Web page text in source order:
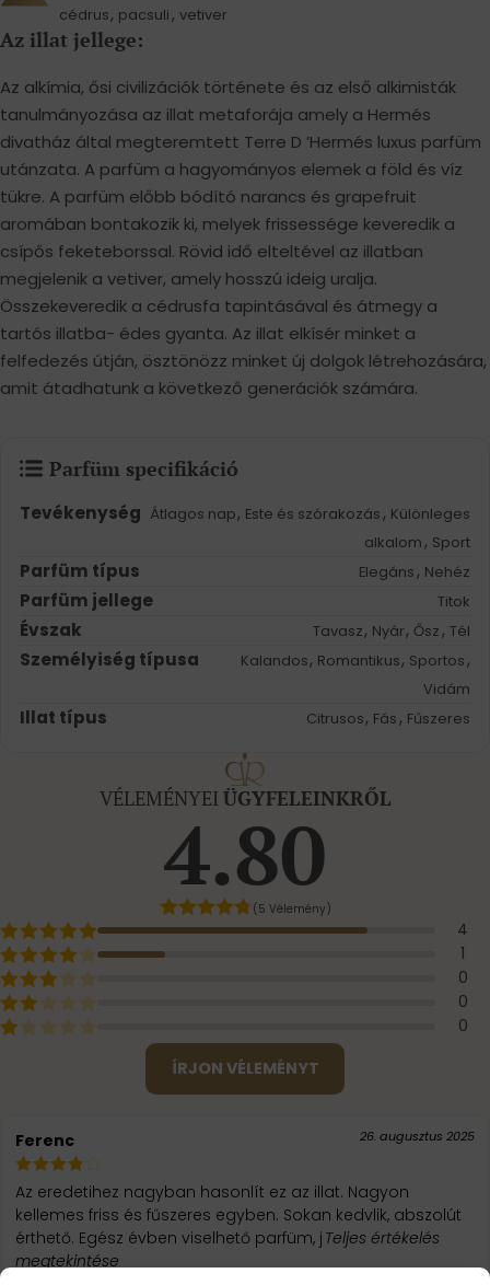
cédrus, pacsuli, vetiver
Az illat jellege:
Az alkímia, ősi civilizációk története és az első alkimisták
tanulmányozása az illat metaforája amely a Hermés
divatház által megteremtett Terre D ’Hermés luxus parfüm
utánzata. A parfüm a hagyományos elemek a föld és víz
tükre. A parfüm előbb bódító narancs és grapefruit
aromában bontakozik ki, melyek frissessége keveredik a
csípős feketeborssal. Rövid idő elteltével az illatban
megjelenik a vetiver, amely hosszú ideig uralja.
Összekeveredik a cédrusfa tapintásával és átmegy a
tartós illatba- édes gyanta. Az illat elkísér minket a
felfedezés útján, ösztönözz minket új dolgok létrehozására,
amit átadhatunk a következő generációk számára.
Parfüm specifikáció
Tevékenység Átlagos nap, Este és szórakozás, Különleges
alkalom, Sport
Parfüm típus Elegáns, Nehéz
Parfüm jellege Titok
Évszak Tavasz, Nyár, Ősz, Tél
Személyiség típusa Kalandos, Romantikus, Sportos,
Vidám
Illat típus Citrusos, Fás, Fűszeres
VÉLEMÉNYEI ÜGYFELEINKRŐL
4.80
(5 Vélemény)
4
1
0
0
0
ÍRJON VÉLEMÉNYT
Ferenc 26. augusztus 2025
Az eredetihez nagyban hasonlít ez az illat. Nagyon
kellemes friss és fűszeres egyben. Sokan kedvlik, abszolút
érthető. Egész évben viselhető parfüm, j Teljes értékelés
megtekintése